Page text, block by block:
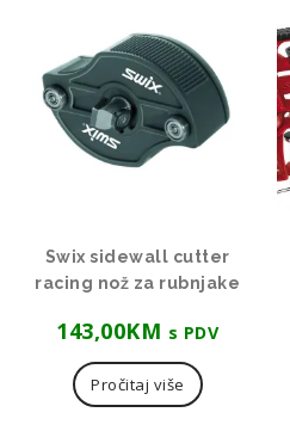
Swix sidewall cutter
racing nož za rubnjake
143,00KM s PDV
Pročitaj više